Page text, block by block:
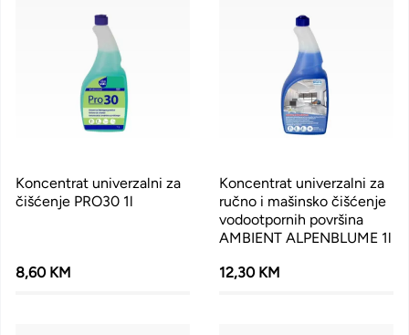
Koncentrat univerzalni za
čišćenje PRO30 1l
8,60 KM
Koncentrat univerzalni za
ručno i mašinsko čišćenje
vodootpornih površina
AMBIENT ALPENBLUME 1l
12,30 KM